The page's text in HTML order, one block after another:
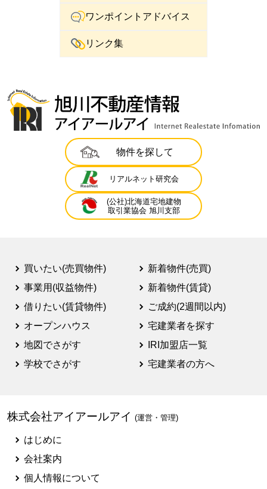
ワンポイントアドバイス
リンク集
物件を探して
リアルネット研究会
(公社)北海道宅地建物
取引業協会 旭川支部
買いたい(売買物件)
事業用(収益物件)
借りたい(賃貸物件)
オープンハウス
地図でさがす
学校でさがす
新着物件(売買)
新着物件(賃貸)
ご成約(2週間以内)
宅建業者を探す
IRI加盟店一覧
宅建業者の方へ
株式会社アイアールアイ (運営・管理)
はじめに
会社案内
個人情報について